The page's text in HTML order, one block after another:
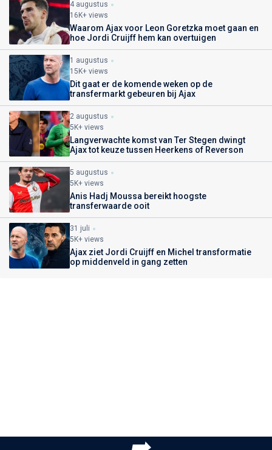
4 augustus
16K+ views
Waarom Ajax voor Leon Goretzka moet gaan en
hoe Jordi Cruijff hem kan overtuigen
1 augustus
15K+ views
Dit gaat er de komende weken op de
transfermarkt gebeuren bij Ajax
2 augustus
5K+ views
Langverwachte komst van Ter Stegen dwingt
Ajax tot keuze tussen Heerkens of Reverson
5 augustus
5K+ views
Anis Hadj Moussa bereikt hoogste
transferwaarde ooit
31 juli
5K+ views
Ajax ziet Jordi Cruijff en Michel transformatie
op middenveld in gang zetten